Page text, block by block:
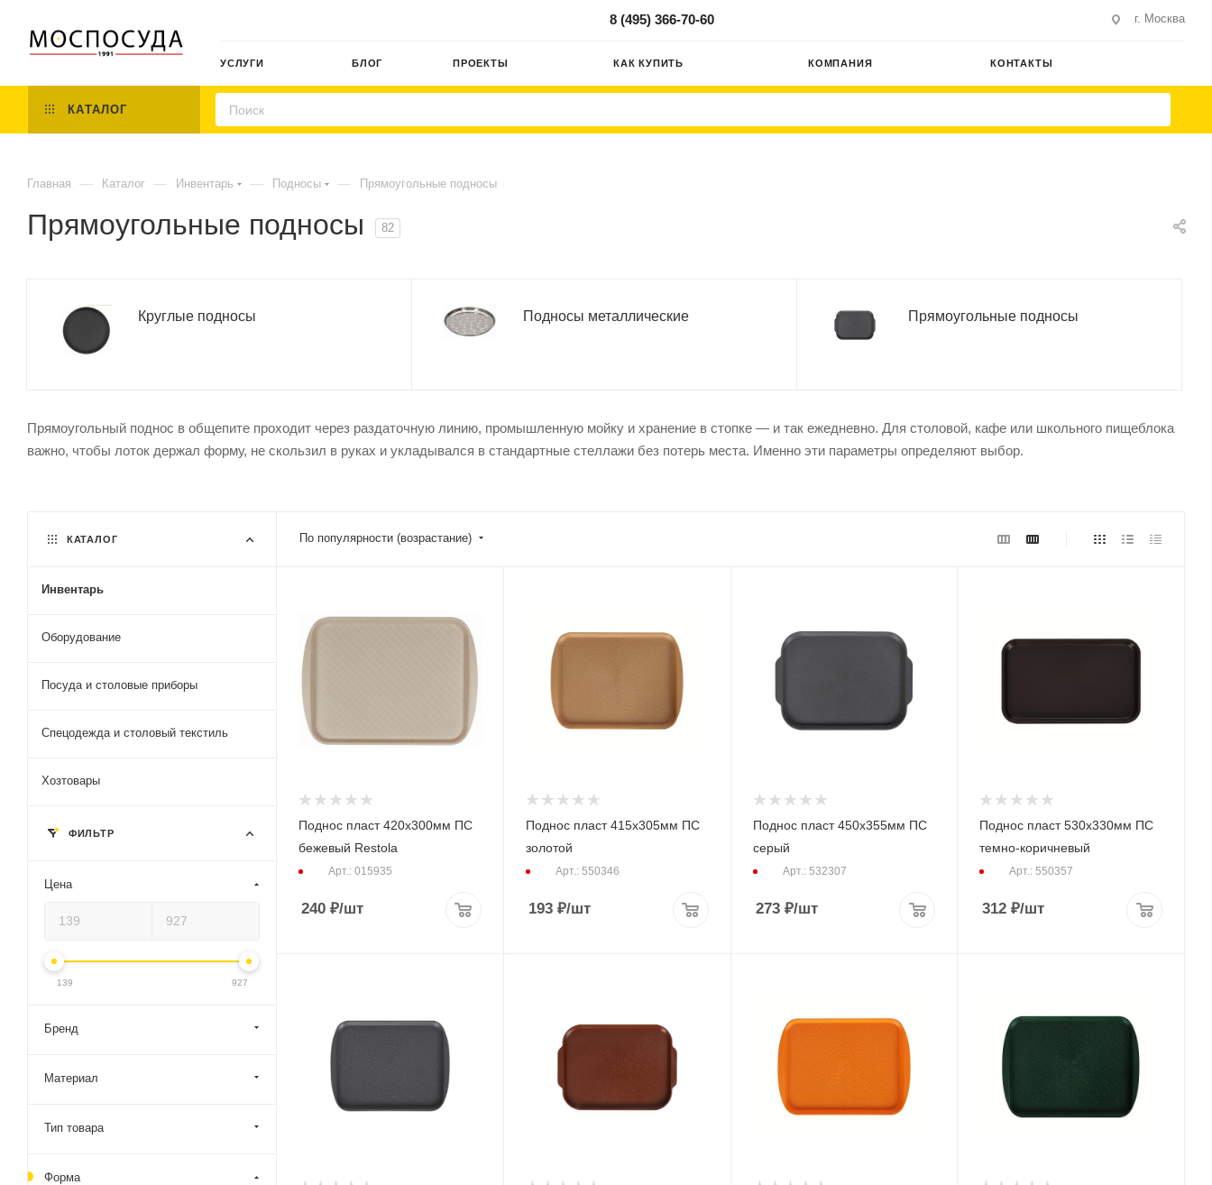
8 (495) 366-70-60 г. Москва
УСЛУГИ БЛОГ ПРОЕКТЫ КАК КУПИТЬ КОМПАНИЯ КОНТАКТЫ
КАТАЛОГ
Главная — Каталог — Инвентарь — Подносы — Прямоугольные подносы
Прямоугольные подносы 82
Круглые подносы Подносы металлические Прямоугольные подносы
Прямоугольный поднос в общепите проходит через раздаточную линию, промышленную мойку и хранение в стопке — и так ежедневно. Для столовой, кафе или школьного пищеблока
важно, чтобы лоток держал форму, не скользил в руках и укладывался в стандартные стеллажи без потерь места. Именно эти параметры определяют выбор.
По популярности (возрастание)
Поднос пласт 420х300мм ПС
бежевый Restola
Арт.: 015935
240 ₽/шт
Поднос пласт 415х305мм ПС
золотой
Арт.: 550346
193₽/шт
Поднос пласт 450х355мм ПС
серый
Арт.: 532307
273₽/шт
Поднос пласт 530х330мм ПС
темно-коричневый
Арт.: 550357
312 ₽/шт
КАТАЛОГ
Инвентарь
Оборудование
Посуда и столовые приборы
Спецодежда и столовый текстиль
Хозтовары
ФИЛЬТР
Цена
139 927
Бренд
Материал
Тип товара
Форма